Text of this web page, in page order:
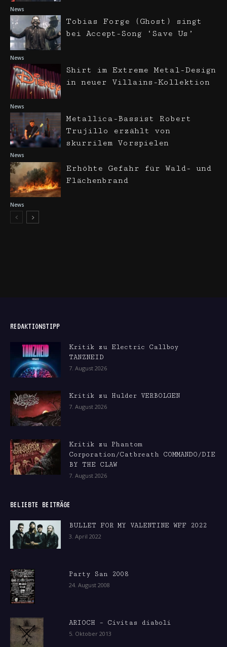
News
News
Tobias Forge (Ghost) singt
bei Accept-Song ‘Save Us’
News
Shirt im Extreme Metal-Design
in neuer Villains-Kollektion
News
Metallica-Bassist Robert
Trujillo erzählt von
skurrilem Vorspielen
News
Erhöhte Gefahr für Wald- und
Flächenbrand
REDAKTIONSTIPP
Kritik zu Electric Callboy
TANZNEID
7. August 2026
Kritik zu Hulder VERBOLGEN
7. August 2026
Kritik zu Phantom
Corporation/Catbreath COMMANDO/DIE
BY THE CLAW
7. August 2026
BELIEBTE BEITRÄGE
BULLET FOR MY VALENTINE WFF 2022
3. April 2022
Party San 2008
24. August 2008
ARIOCH – Civitas diaboli
5. Oktober 2013